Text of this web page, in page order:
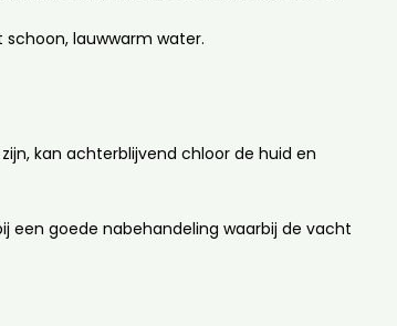
lauwwarm water.
kan achterblijvend chloor de huid en
een goede nabehandeling waarbij de vacht